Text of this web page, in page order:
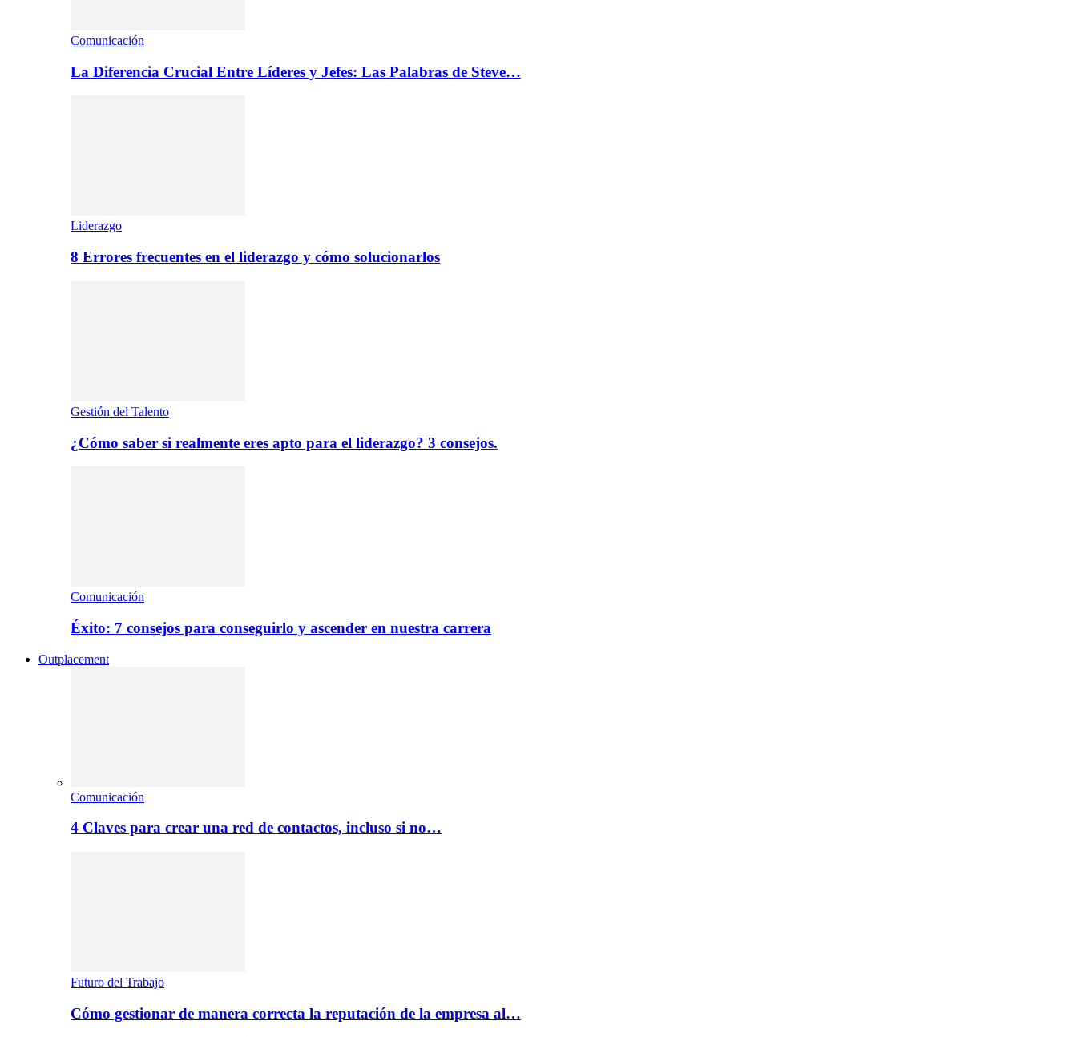
Comunicación
La Diferencia Crucial Entre Líderes y Jefes: Las Palabras de Steve…
Liderazgo
8 Errores frecuentes en el liderazgo y cómo solucionarlos
Gestión del Talento
¿Cómo saber si realmente eres apto para el liderazgo? 3 consejos.
Comunicación
Éxito: 7 consejos para conseguirlo y ascender en nuestra carrera
Outplacement
Comunicación
4 Claves para crear una red de contactos, incluso si no…
Futuro del Trabajo
Cómo gestionar de manera correcta la reputación de la empresa al…